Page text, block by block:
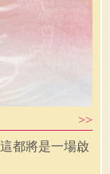
都將是一場啟